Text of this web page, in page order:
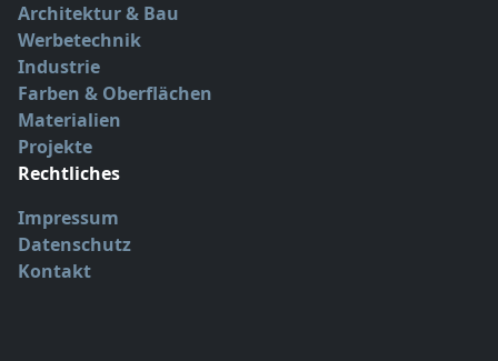
Architektur & Bau
Werbetechnik
Industrie
Farben & Oberflächen
Materialien
Projekte
Rechtliches
Impressum
Datenschutz
Kontakt